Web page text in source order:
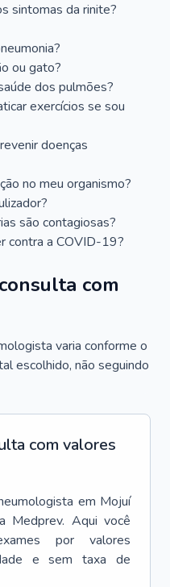
sintomas da rinite?
ou gato?
dos pulmões?
exercícios se sou
doenças
no meu organismo?
são contagiosas?
contra a COVID-19?
com
varia conforme o
escolhido, não seguindo
com valores
em Mojuí
Medprev. Aqui você
por valores
e sem taxa de